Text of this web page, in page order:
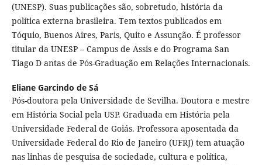
(UNESP). Suas publicações são, sobretudo, história da
política externa brasileira. Tem textos publicados em
Tóquio, Buenos Aires, Paris, Quito e Assunção. É professor
titular da UNESP – Campus de Assis e do Programa San
Tiago D antas de Pós-Graduação em Relações Internacionais.
Eliane Garcindo de Sá
Pós-doutora pela Universidade de Sevilha. Doutora e mestre
em História Social pela USP. Graduada em História pela
Universidade Federal de Goiás. Professora aposentada da
Universidade Federal do Rio de Janeiro (UFRJ) tem atuação
nas linhas de pesquisa de sociedade, cultura e política,